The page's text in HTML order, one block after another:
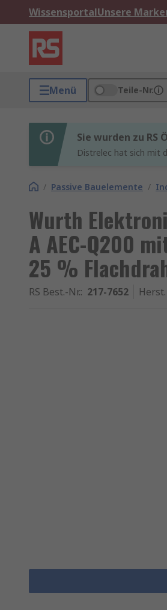
WissensportalUnsere
Menü Teile-Nr.
Sie wurden zu
Distrelec hat sich mit
/ Passive Bauelemente /
Wurth
A AEC-Q200
25 %
RS Best.-Nr.: 217-7652